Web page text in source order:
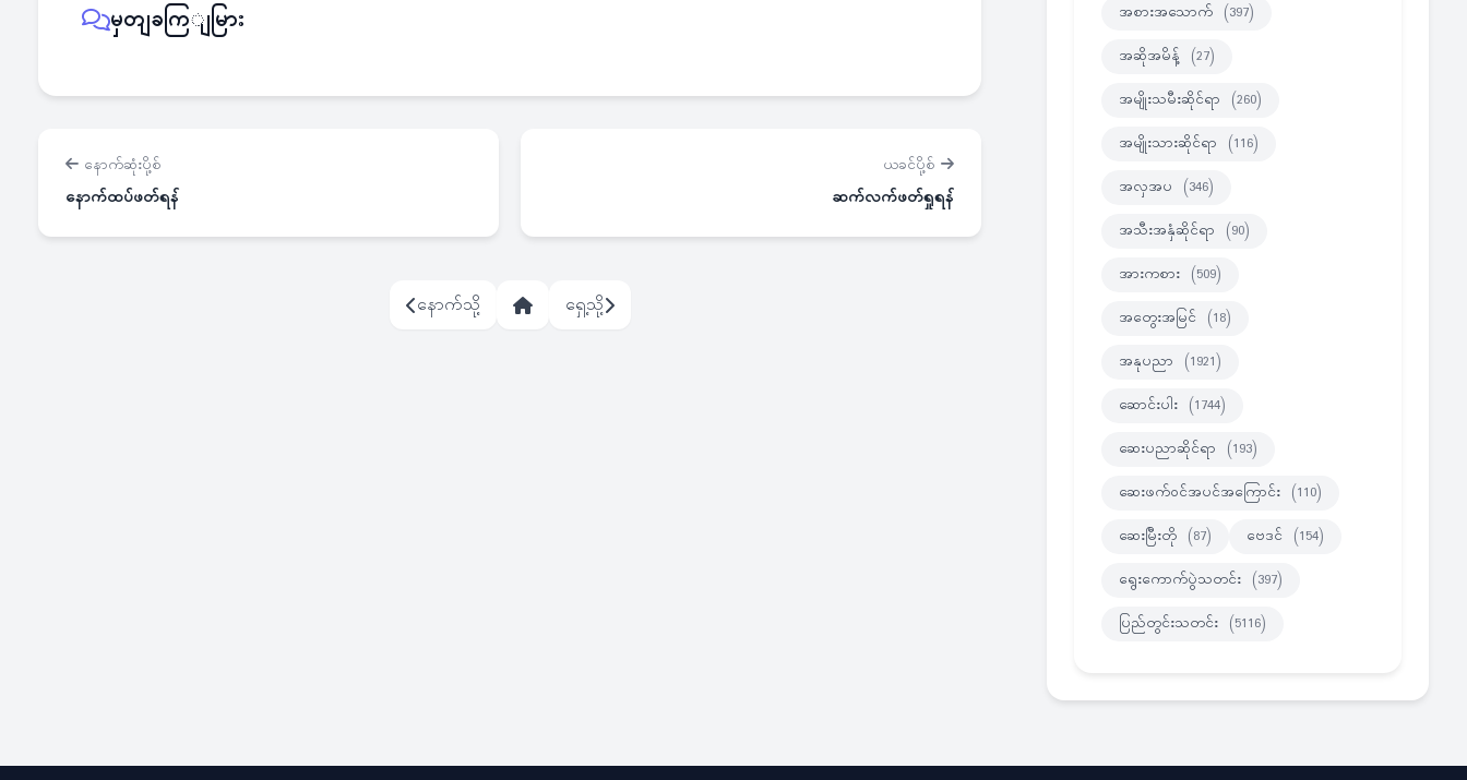
မှတျခကြျမြား
နောက်ဆုံးပို့စ်
နောက်ထပ်ဖတ်ရန်
ယခင်ပို့စ်
ဆက်လက်ဖတ်ရှုရန်
နောက်သို့ ရှေ့သို့
အစားအသောက် (397)
အဆိုအမိန့် (27)
အမျိုးသမီးဆိုင်ရာ (260)
အမျိုးသားဆိုင်ရာ (116)
အလှအပ (346)
အသီးအနှံဆိုင်ရာ (90)
အားကစား (509)
အတွေးအမြင် (18)
အနုပညာ (1921)
ဆောင်းပါး (1744)
ဆေးပညာဆိုင်ရာ (193)
ဆေးဖက်ဝင်အပင်အကြောင်း (110)
ဆေးမြီးတို (87) ဗေဒင် (154)
ရွေးကောက်ပွဲသတင်း (397)
ပြည်တွင်းသတင်း (5116)